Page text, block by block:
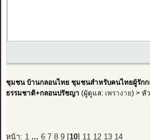
ชุมชน บ้านกลอนไทย ชุมชนสำหรับคนไทยผู้รัก
ธรรมชาติ+กลอนปรัชญา (ผู้ดูแล: เพรางาย) > หั
หน้า: 1 ... 6 7 8 9[ 10] 11 12 13 14